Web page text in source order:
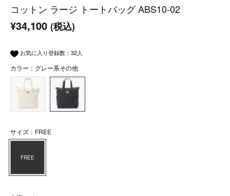
コットン ラージ トートバッグ ABS10-02
¥34,100 (税込)
お気に入り登録数： 32人
カラー：グレー系その他
サイズ：FREE
FREE